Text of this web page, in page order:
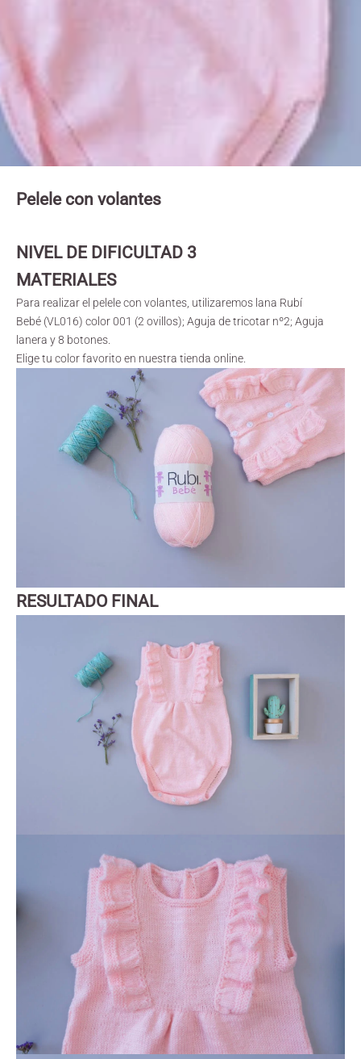
Pelele con volantes
NIVEL DE DIFICULTAD 3
MATERIALES
Para realizar el pelele con volantes, utilizaremos lana Rubí
Bebé (VL016) color 001 (2 ovillos); Aguja de tricotar nº2; Aguja
lanera y 8 botones.
Elige tu color favorito en nuestra tienda online.
RESULTADO FINAL